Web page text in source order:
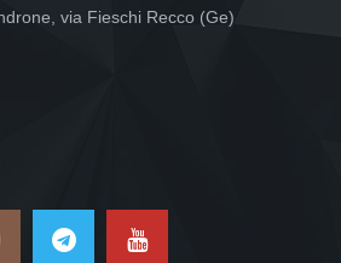
via Fieschi Recco (Ge)